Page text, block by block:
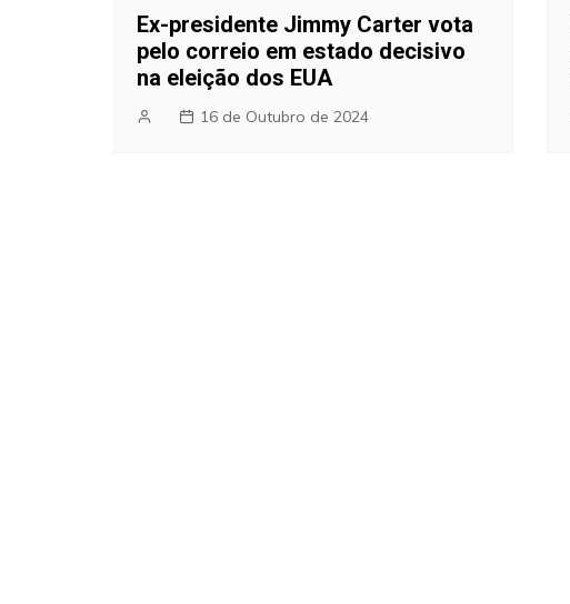
Ex-presidente Jimmy Carter vota
pelo correio em estado decisivo
na eleição dos EUA
16 de Outubro de 2024